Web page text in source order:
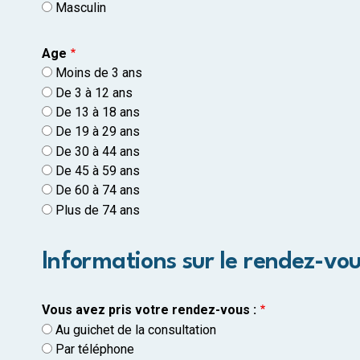
Masculin
Age
Moins de 3 ans
De 3 à 12 ans
De 13 à 18 ans
De 19 à 29 ans
De 30 à 44 ans
De 45 à 59 ans
De 60 à 74 ans
Plus de 74 ans
Informations sur le rendez-
Vous avez pris votre rendez-vous :
Au guichet de la consultation
Par téléphone